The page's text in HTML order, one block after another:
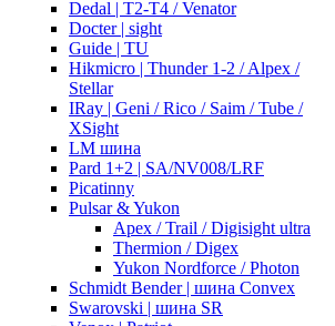
Dedal | T2-T4 / Venator
Docter | sight
Guide | TU
Hikmicro | Thunder 1-2 / Alpex /
Stellar
IRay | Geni / Rico / Saim / Tube /
XSight
LM шина
Pard 1+2 | SA/NV008/LRF
Picatinny
Pulsar & Yukon
Apex / Trail / Digisight ultra
Thermion / Digex
Yukon Nordforce / Photon
Schmidt Bender | шина Convex
Swarovski | шина SR